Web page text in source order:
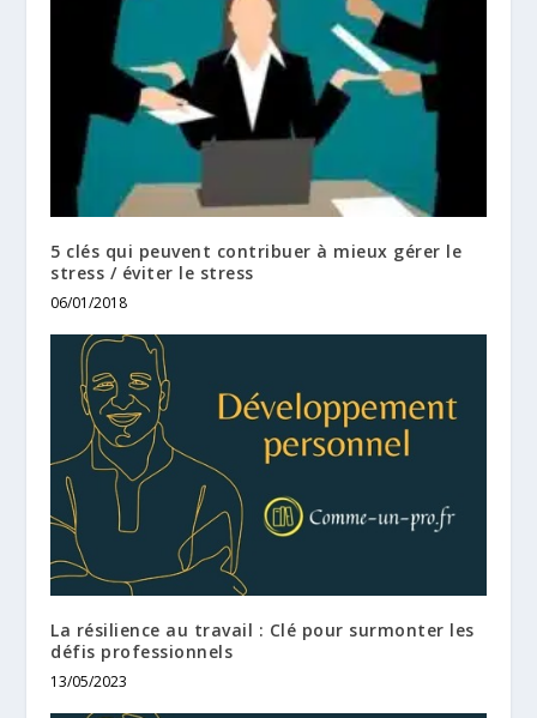
5 clés qui peuvent contribuer à mieux gérer le
stress / éviter le stress
06/01/2018
La résilience au travail : Clé pour surmonter les
défis professionnels
13/05/2023